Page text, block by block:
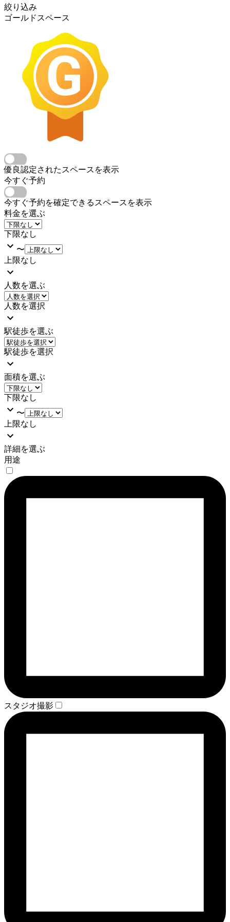
絞り込み
ゴールドスペース
優良認定されたスペースを表示
今すぐ予約
今すぐ予約を確定できるスペースを表示
料金を選ぶ
下限なし
〜
上限なし
人数を選ぶ
人数を選択
駅徒歩を選ぶ
駅徒歩を選択
面積を選ぶ
下限なし
〜
上限なし
詳細を選ぶ
用途
スタジオ撮影